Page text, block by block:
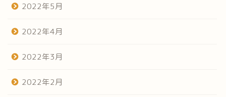
2022年5月
2022年4月
2022年3月
2022年2月